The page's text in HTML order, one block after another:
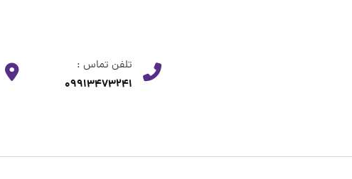
تلفن تماس :
09913473241